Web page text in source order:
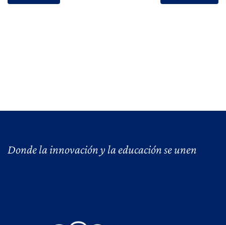
Donde la innovación y la educación se unen